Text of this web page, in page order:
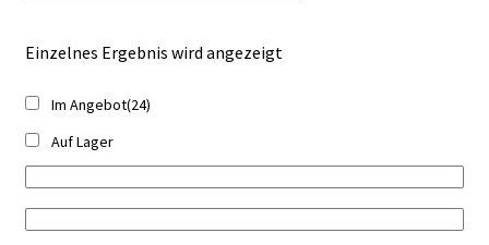
Einzelnes Ergebnis wird angezeigt
Im Angebot(24)
Auf Lager